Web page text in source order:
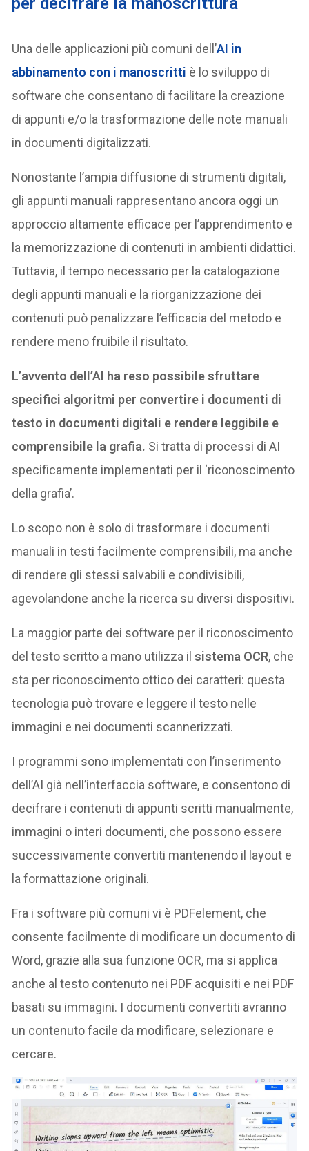
Una delle applicazioni più comuni dell’AI in
abbinamento con i manoscritti è lo sviluppo di
software che consentano di facilitare la creazione
di appunti e/o la trasformazione delle note manuali
in documenti digitalizzati.
Nonostante l’ampia diffusione di strumenti digitali,
gli appunti manuali rappresentano ancora oggi un
approccio altamente efficace per l’apprendimento e
la memorizzazione di contenuti in ambienti didattici.
Tuttavia, il tempo necessario per la catalogazione
degli appunti manuali e la riorganizzazione dei
contenuti può penalizzare l’efficacia del metodo e
rendere meno fruibile il risultato.
L’avvento dell’AI ha reso possibile sfruttare
specifici algoritmi per convertire i documenti di
testo in documenti digitali e rendere leggibile e
comprensibile la grafia. Si tratta di processi di AI
specificamente implementati per il ‘riconoscimento
della grafia’.
Lo scopo non è solo di trasformare i documenti
manuali in testi facilmente comprensibili, ma anche
di rendere gli stessi salvabili e condivisibili,
agevolandone anche la ricerca su diversi dispositivi.
La maggior parte dei software per il riconoscimento
del testo scritto a mano utilizza ilsistema OCR, che
sta per riconoscimento ottico dei caratteri: questa
tecnologia può trovare e leggere il testo nelle
immagini e nei documenti scannerizzati.
I programmi sono implementati con l’inserimento
dell’AI già nell’interfaccia software, e consentono di
decifrare i contenuti di appunti scritti manualmente,
immagini o interi documenti, che possono essere
successivamente convertiti mantenendo il layout e
la formattazione originali.
Fra i software più comuni vi è PDFelement, che
consente facilmente di modificare un documento di
Word, grazie alla sua funzione OCR, ma si applica
anche al testo contenuto nei PDF acquisiti e nei PDF
basati su immagini. I documenti convertiti avranno
un contenuto facile da modificare, selezionare e
cercare.